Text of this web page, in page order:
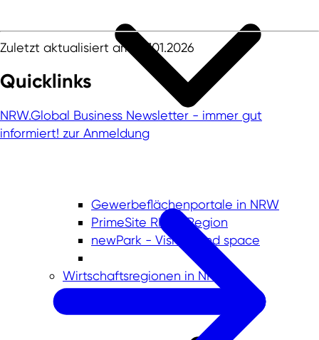
Gewerbeflächenportale in NRW
PrimeSite Rhein Region
newPark - Visions find space
Wirtschaftsregionen in NRW
Zuletzt aktualisiert am: 07.01.2026
Quicklinks
NRW.Global Business Newsletter - immer gut
informiert! zur Anmeldung